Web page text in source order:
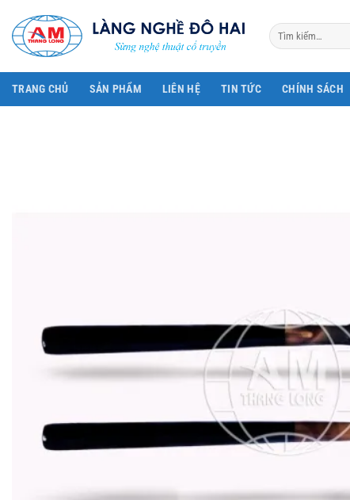
qua
nội
dung
Tìm
kiếm:
TRANG CHỦ SẢN PHẨM LIÊN HỆ TIN TỨC CHÍNH SÁCH